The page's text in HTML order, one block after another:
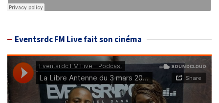
Eventsrdc FM Live fait son cinéma